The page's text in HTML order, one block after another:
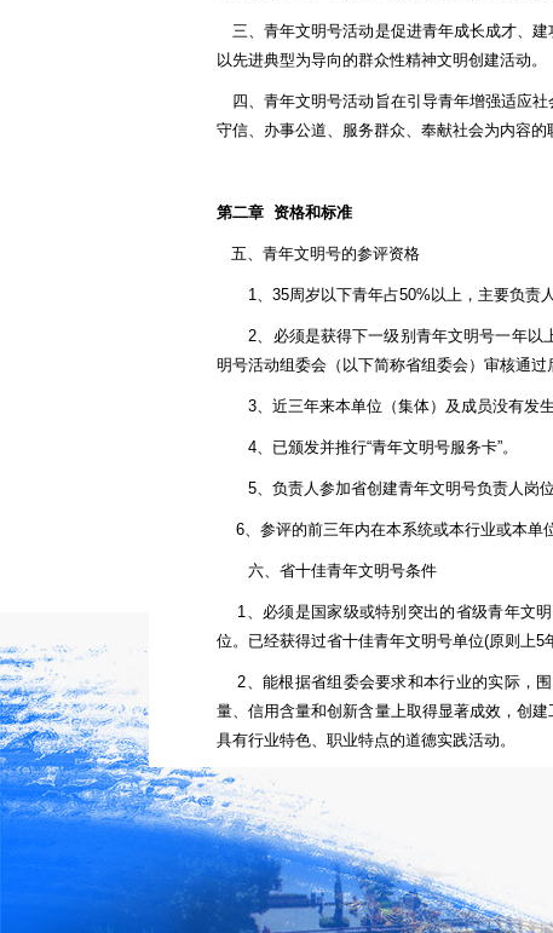
三、青年文明号活动是促进青年成长成才、建
以先进典型为导向的群众性精神文明创建活动。
四、青年文明号活动旨在引导青年增强适应
守信、办事公道、服务群众、奉献社会为内容
第二章 资格和标准
五、青年文明号的参评资格
1、35周岁以下青年占50%以上，主要负责人
2、必须是获得下一级别青年文明号一年以上
明号活动组委会（以下简称省组委会）审核通过
3、近三年来本单位（集体）及成员没有发生
4、已颁发并推行“青年文明号服务卡”。
5、负责人参加省创建青年文明号负责人岗位
6、参评的前三年内在本系统或本行业或本单
六、省十佳青年文明号条件
1、必须是国家级或特别突出的省级青年文
位。已经获得过省十佳青年文明号单位(原则上5
2、能根据省组委会要求和本行业的实际，围
量、信用含量和创新含量上取得显著成效，创
具有行业特色、职业特点的道德实践活动。
3、创建工作每年都有创新，并取得新的发展
体上进行宣传，通过创建取得显著的经济效益
七、青年文明号参评标准：
1、领导重视。单位领导班子成员中有专人分
的青年文明号创建活动。广大青年创建意识和